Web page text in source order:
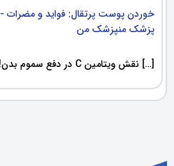
خوردن پوست پرتقال: فواید و مضرات -
پزشک منپزشک من
[…] نقش ویتامین C در دفع سموم بدن! […]